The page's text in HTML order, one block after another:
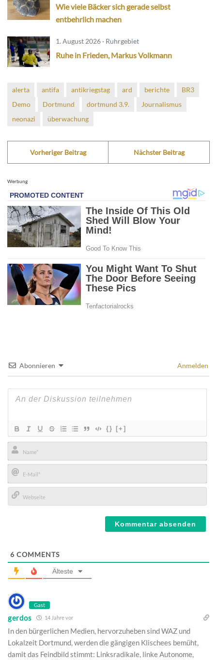
Wie viele Bäcker sich gerade selbst
entbehrlich machen
1. August 2026 · Ruhrgebiet
Ruhe in Frieden, Markus Volkmann
alerta antifa antikriegstag ard berichte
BR3
Demo
Dortmund dortmund 3.9.
Journalismus
neonazi
überwachung
Vorheriger Beitrag Nächster Beitrag
Werbung
Abonnieren Anmelden
{} [+]
Name*
E-
Mail*
6 COMMENTS
Älteste
Gast
gerdos 14 Jahre vor
In den bürgerlichen Medien, hervorzuheben sind WAZ und
Lokalzeit Dortmund, werden die gängigen Klischees bemüht,
damit das Feindbild stimmt: Linksradikale, linke Autonome,